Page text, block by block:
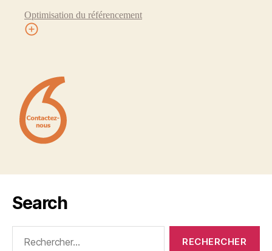
Optimisation du référencement
Search